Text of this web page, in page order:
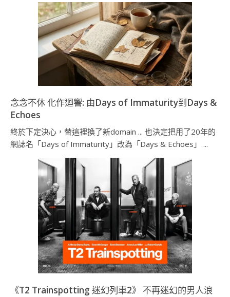
念念不休 化作迴響: 由Days of Immaturity到Days &
Echoes
終於下定決心，替這裡換了新domain ... 也決定把用了20年的
網誌名「Days of Immaturity」改為「Days & Echoes」 ...
《T2 Trainspotting 迷幻列車2》 不再迷幻的男人浪